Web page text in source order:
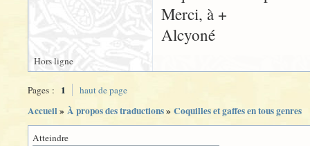
Merci, à +
Alcyoné
Hors ligne
Pages : 1 haut de page
Accueil» À propos des traductions» Coquilles et gaffes en tous genres
Atteindre